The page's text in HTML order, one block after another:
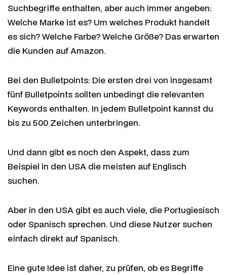
Suchbegriffe enthalten, aber auch immer angeben:
Welche Marke ist es? Um welches Produkt handelt
es sich? Welche Farbe? Welche Größe? Das erwarten
die Kunden auf Amazon.
Bei den Bulletpoints: Die ersten drei von insgesamt
fünf Bulletpoints sollten unbedingt die relevanten
Keywords enthalten. In jedem Bulletpoint kannst du
bis zu 500 Zeichen unterbringen.
Und dann gibt es noch den Aspekt, dass zum
Beispiel in den USA die meisten auf Englisch
suchen.
Aber in den USA gibt es auch viele, die Portugiesisch
oder Spanisch sprechen. Und diese Nutzer suchen
einfach direkt auf Spanisch.
Eine gute Idee ist daher, zu prüfen, ob es Begriffe